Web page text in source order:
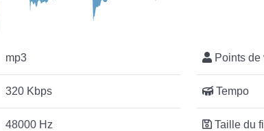
mp3
320 Kbps
48000 Hz
Points de
Tempo
Taille du